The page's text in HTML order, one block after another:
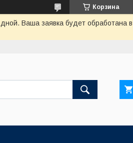
Корзина
Ваша заявка будет обработана